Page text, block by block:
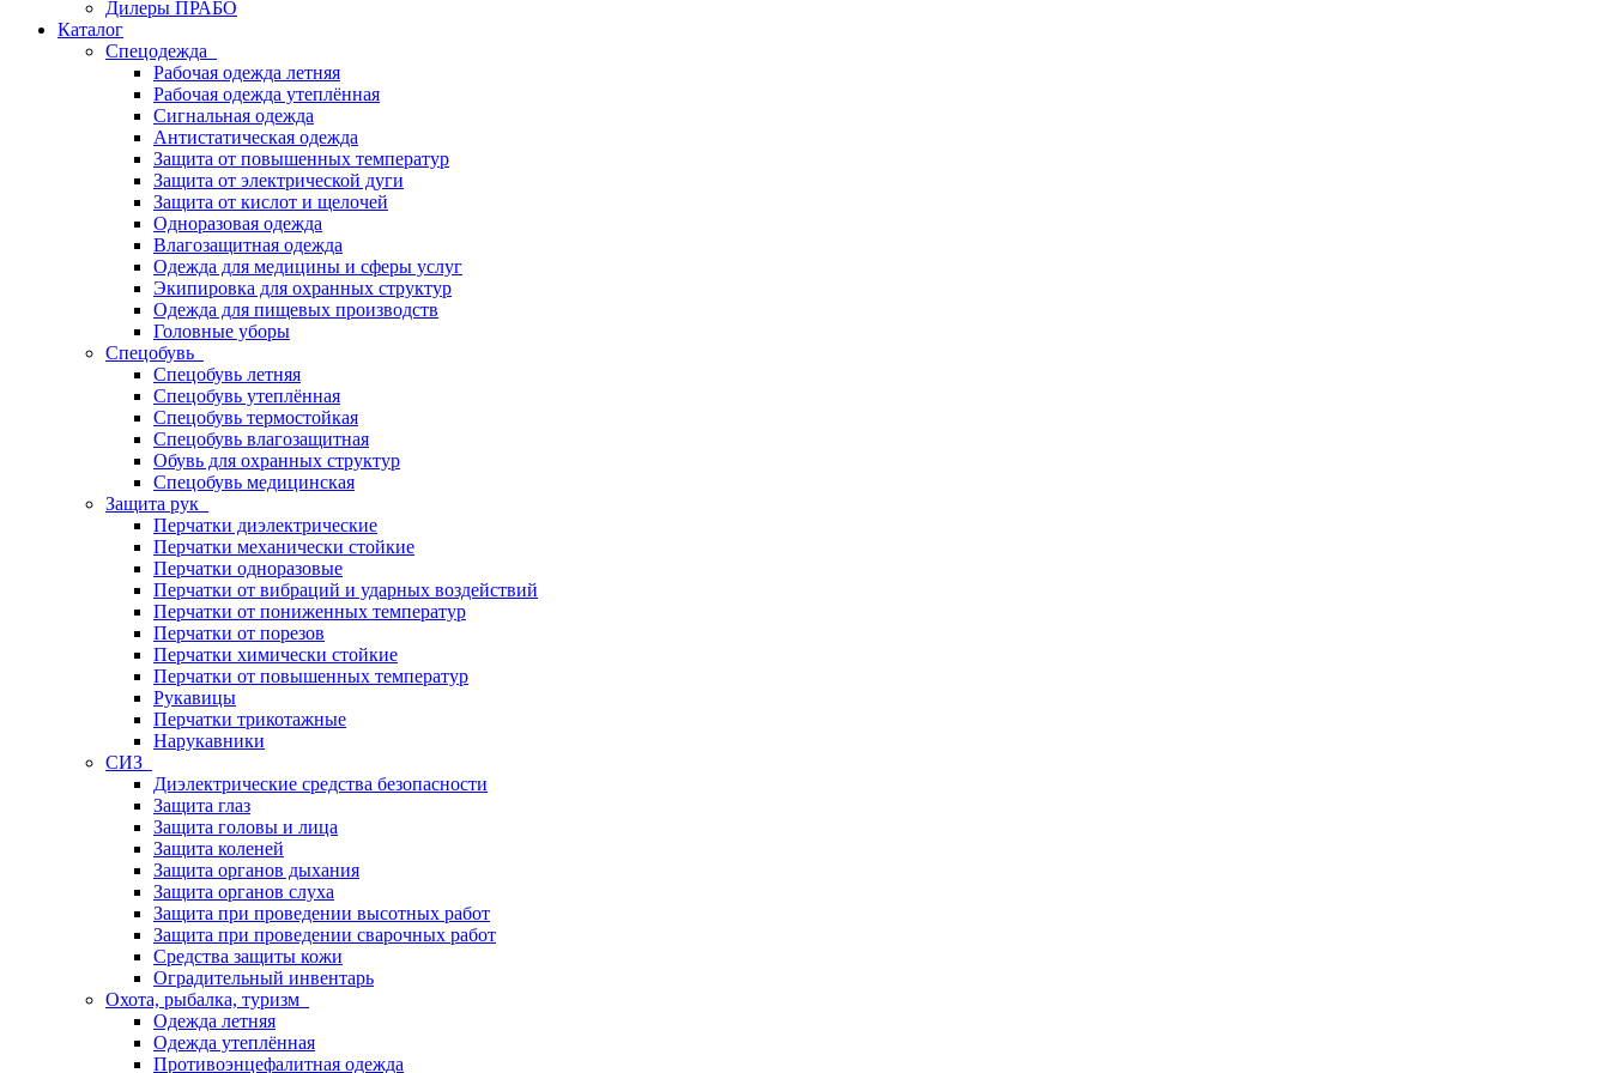
Дилеры ПРАБО
Каталог
Спецодежда
Рабочая одежда летняя
Рабочая одежда утеплённая
Сигнальная одежда
Антистатическая одежда
Защита от повышенных температур
Защита от электрической дуги
Защита от кислот и щелочей
Одноразовая одежда
Влагозащитная одежда
Одежда для медицины и сферы услуг
Экипировка для охранных структур
Одежда для пищевых производств
Головные уборы
Спецобувь
Спецобувь летняя
Спецобувь утеплённая
Спецобувь термостойкая
Спецобувь влагозащитная
Обувь для охранных структур
Спецобувь медицинская
Защита рук
Перчатки диэлектрические
Перчатки механически стойкие
Перчатки одноразовые
Перчатки от вибраций и ударных воздействий
Перчатки от пониженных температур
Перчатки от порезов
Перчатки химически стойкие
Перчатки от повышенных температур
Рукавицы
Перчатки трикотажные
Нарукавники
СИЗ
Диэлектрические средства безопасности
Защита глаз
Защита головы и лица
Защита коленей
Защита органов дыхания
Защита органов слуха
Защита при проведении высотных работ
Защита при проведении сварочных работ
Средства защиты кожи
Оградительный инвентарь
Охота, рыбалка, туризм
Одежда летняя
Одежда утеплённая
Противоэнцефалитная одежда